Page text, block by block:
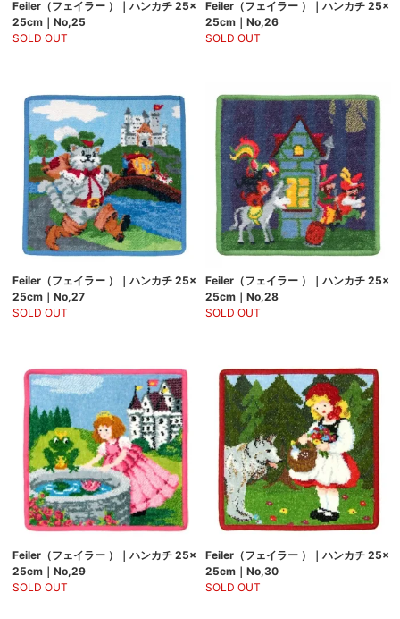
Feiler（フェイラー ）｜ハンカチ 25×
25cm｜No,25
SOLD OUT
Feiler（フェイラー ）｜ハンカチ 25×
25cm｜No,26
SOLD OUT
Feiler（フェイラー ）｜ハンカチ 25×
25cm｜No,27
SOLD OUT
Feiler（フェイラー ）｜ハンカチ 25×
25cm｜No,28
SOLD OUT
Feiler（フェイラー ）｜ハンカチ 25×
25cm｜No,29
SOLD OUT
Feiler（フェイラー ）｜ハンカチ 25×
25cm｜No,30
SOLD OUT